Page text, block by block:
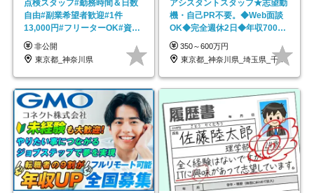
点検スタッフ#勤務時間＆日数
自由#副業希望者歓迎#1件
13,000円#フリーターOK#資格
スキル不要
非公開
東京都_神奈川県
アシスタントスタッフ★志望動
機・自己PR不要。◆Web面談
OK◆完全週休2日◆年収700万
円可/p13
350～600万円
東京都_神奈川県_埼玉県_千葉県_大阪府…